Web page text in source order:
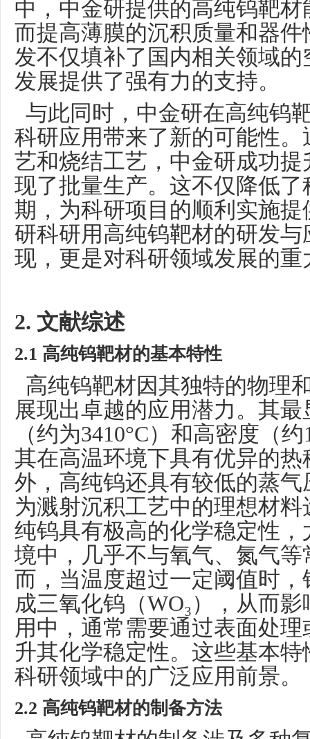
中，中金研提供的高纯钨靶
而提高薄膜的沉积质量和器
发不仅填补了国内相关领域
发展提供了强有力的支持。
与此同时，中金研在高纯钨
科研应用带来了新的可能性
艺和烧结工艺，中金研成功
现了批量生产。这不仅降低
期，为科研项目的顺利实施
研科研用高纯钨靶材的研发
现，更是对科研领域发展的重
2. 文献综述
2.1 高纯钨靶材的基本特性
高纯钨靶材因其独特的物理
展现出卓越的应用潜力。其
（约为3410°C）和高密度（
其在高温环境下具有优异的
外，高纯钨还具有较低的蒸
为溅射沉积工艺中的理想材
纯钨具有极高的化学稳定性
境中，几乎不与氧气、氮气
而，当温度超过一定阈值时
成三氧化钨（WO₃），从而
用中，通常需要通过表面处
升其化学稳定性。这些基本
科研领域中的广泛应用前景。
2.2 高纯钨靶材的制备方法